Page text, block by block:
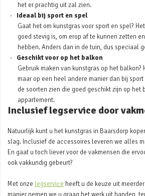
het er prachtig uit zal zien.
Ideaal bij sport en spel
Gaat het om kunstgras voor sport en spel?
goed stevig is, om erop af te kunnen zetten
hebben. Anders dan in de tuin, dus speciaal
Geschikt voor op het balkon
Gebruik maken van kunstgras op het balkon?
maar op een heel andere manier dan bij
de soorten zien die goed geschikt zijn op het
appartement.
Inclusief legservice door
Natuurlijk kunt u het kunstgras in Baarsdorp
slag. Inclusief de accessoires leveren we alles
En gaat u toch liever voor de vakmensen die
ook vakkundig gebeurt?
Met onze legservice heeft u de keuze uit
manier nemen we u graag het werk uit handen,